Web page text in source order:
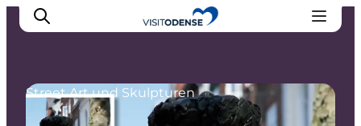
Street Art und Skulpturen